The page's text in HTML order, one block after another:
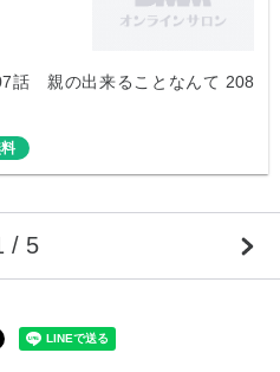
話 親の出来ることなんて 208
/ 5